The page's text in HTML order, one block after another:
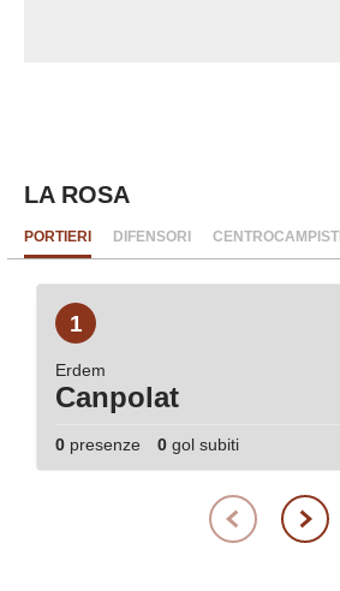
LA ROSA
PORTIERI DIFENSORI CENTROCAMPISTI
1
Erdem
Canpolat
0 presenze 0 gol subiti